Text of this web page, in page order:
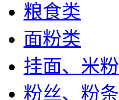
粮食类
面粉类
挂面、米粉
粉丝、粉条